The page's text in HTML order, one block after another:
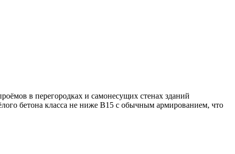
в перегородках и самонесущих стенах зданий
бетона класса не ниже B15 с обычным армированием, что